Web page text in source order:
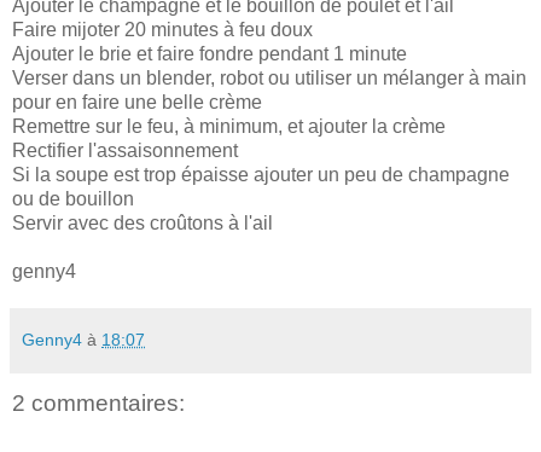
Ajouter le champagne et le bouillon de poulet et l'ail
Faire mijoter 20 minutes à feu doux
Ajouter le brie et faire fondre pendant 1 minute
Verser dans un blender, robot ou utiliser un mélanger à main
pour en faire une belle crème
Remettre sur le feu, à minimum, et ajouter la crème
Rectifier l'assaisonnement
Si la soupe est trop épaisse ajouter un peu de champagne
ou de bouillon
Servir avec des croûtons à l'ail
genny4
Genny4 à 18:07
2 commentaires: